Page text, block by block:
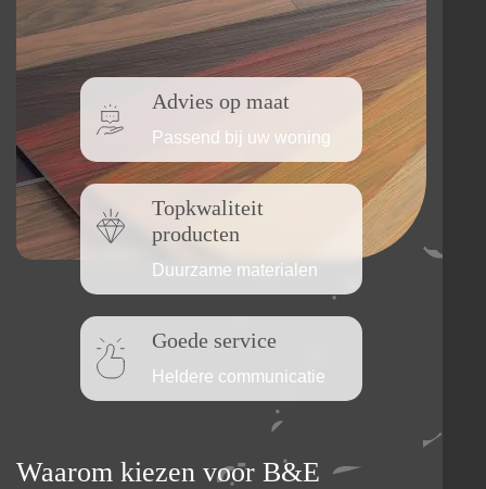
Advies op maat
Passend bij uw woning
Topkwaliteit
producten
Duurzame materialen
Goede service
Heldere communicatie
Waarom kiezen voor B&E